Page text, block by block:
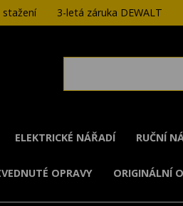
stažení 3-letá záruka DEWALT
ELEKTRICKÉ NÁŘADÍ RUČNÍ
OPRAVY ORIGINÁLNÍ